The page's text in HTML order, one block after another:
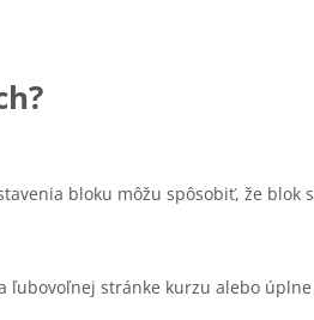
bloku môžu spôsobiť, že blok
ľubovoľnej stránke kurzu alebo úplne